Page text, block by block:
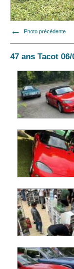
Photo précédente
47 ans Tacot 06/